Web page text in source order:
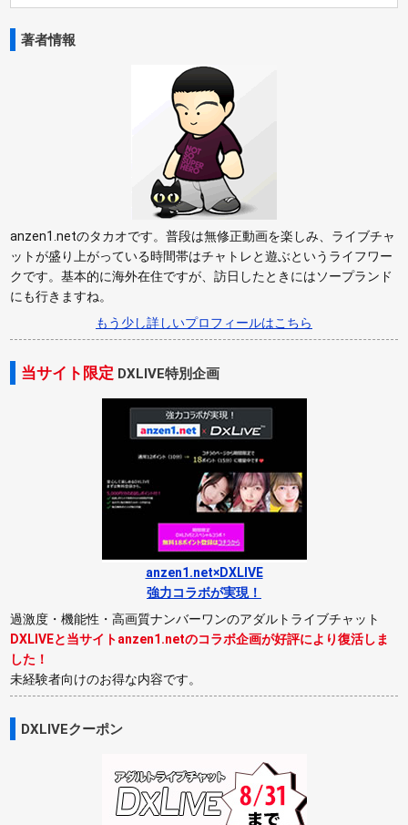
著者情報
anzen1.netのタカオです。普段は無修正動画を楽しみ、ライブチャ
ットが盛り上がっている時間帯はチャトレと遊ぶというライフワー
クです。基本的に海外在住ですが、訪日したときにはソープランド
にも行きますね。
もう少し詳しいプロフィールはこちら
当サイト限定 DXLIVE特別企画
anzen1.net×DXLIVE
強力コラボが実現！
過激度・機能性・高画質ナンバーワンのアダルトライブチャット
DXLIVEと当サイトanzen1.netのコラボ企画が好評により復活しま
した！
未経験者向けのお得な内容です。
DXLIVEクーポン